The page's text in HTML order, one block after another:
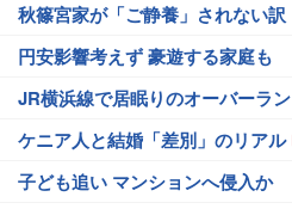
秋篠宮家が「ご静養」されない訳
円安影響考えず 豪遊する家庭も
JR横浜線で居眠りのオーバーラン
ケニア人と結婚「差別」のリアル
子ども追い マンションへ侵入か